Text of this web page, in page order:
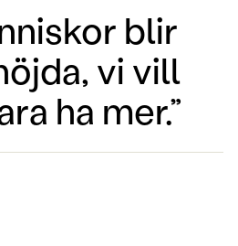
blir
vi vill
ha mer.”